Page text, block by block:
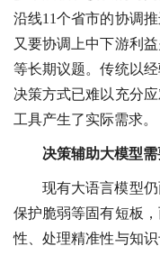
沿线11个省市的协调
又要协调上中下游利
等长期议题。传统以
决策方式已难以充分
工具产生了实际需求。
决策辅助大模型
现有大语言模型
保护脆弱等固有短板
性、处理精准性与知